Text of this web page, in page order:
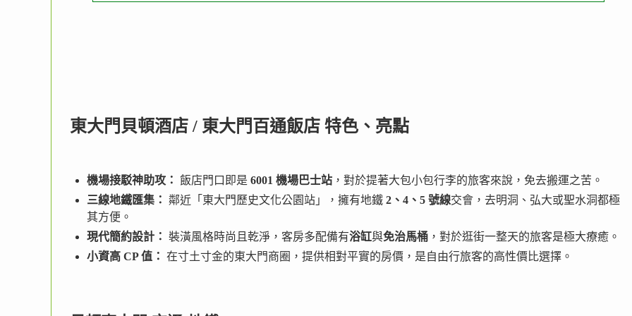
東大門貝頓酒店 / 東大門百通飯店 特色、亮點
機場接駁神助攻： 飯店門口即是 6001 機場巴士站 ，對於提著大包小包行李的旅客來說，免去搬運之苦。
三線地鐵匯集： 鄰近「東大門歷史文化公園站」，擁有地鐵 2、4、5 號線交會，去明洞、弘大或聖水洞都極
其方便。
現代簡約設計： 裝潢風格時尚且乾淨，客房多配備有浴缸與免治馬桶 ，對於逛街一整天的旅客是極大療癒。
小資高 CP 值： 在寸土寸金的東大門商圈，提供相對平實的房價，是自由行旅客的高性價比選擇。